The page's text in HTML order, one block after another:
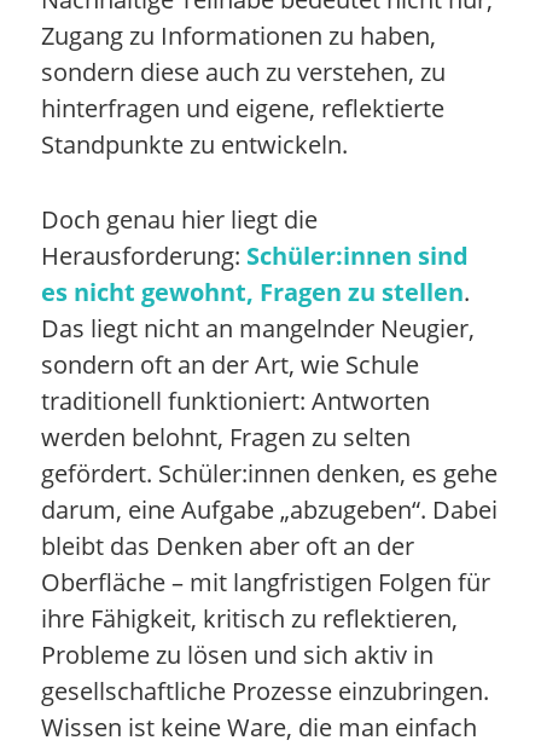
Zugang zu Informationen zu haben,
sondern diese auch zu verstehen, zu
hinterfragen und eigene, reflektierte
Standpunkte zu entwickeln.
Doch genau hier liegt die
Herausforderung: Schüler:innen sind
es nicht gewohnt, Fragen zu stellen.
Das liegt nicht an mangelnder Neugier,
sondern oft an der Art, wie Schule
traditionell funktioniert: Antworten
werden belohnt, Fragen zu selten
gefördert. Schüler:innen denken, es gehe
darum, eine Aufgabe „abzugeben“. Dabei
bleibt das Denken aber oft an der
Oberfläche – mit langfristigen Folgen für
ihre Fähigkeit, kritisch zu reflektieren,
Probleme zu lösen und sich aktiv in
gesellschaftliche Prozesse einzubringen.
Wissen ist keine Ware, die man einfach